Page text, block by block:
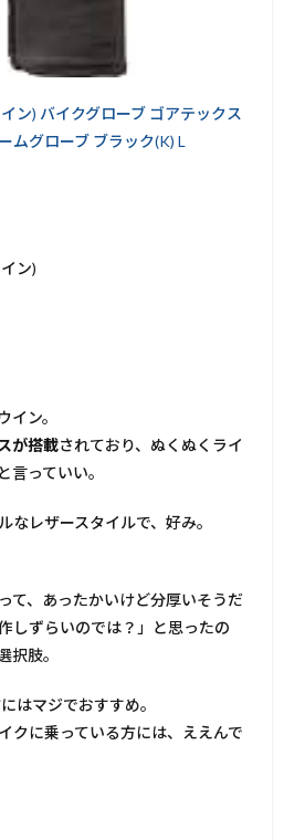
ン) バイクグローブ ゴアテックス
ムグローブ ブラック(K) L
ン)
イン。
が搭載されており、ぬくぬくライ
言っていい。
なレザースタイルで、好み。
て、あったかいけど分厚いそうだ
しずらいのでは？」と思ったの
択肢。
はマジでおすすめ。
クに乗っている方には、ええんで